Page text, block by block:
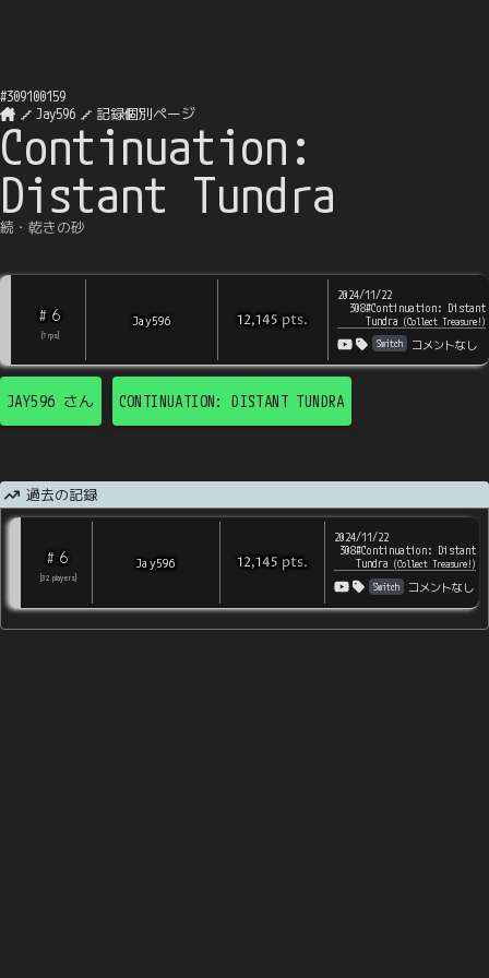
#309100159
Jay596
記録個別ページ
Continuation:
Distant Tundra
続・乾きの砂
# 6
? rps]
Jay596 12,145 pts.
2024/11/22
308#Continuation: Distant
Tundra (Collect Treasure!)
Switch
コメントなし
JAY596 さん CONTINUATION: DISTANT TUNDRA
過去の記録
# 6
32 players
Jay596 12,145 pts.
2024/11/22
308#Continuation: Distant
Tundra (Collect Treasure!)
Switch
コメントなし